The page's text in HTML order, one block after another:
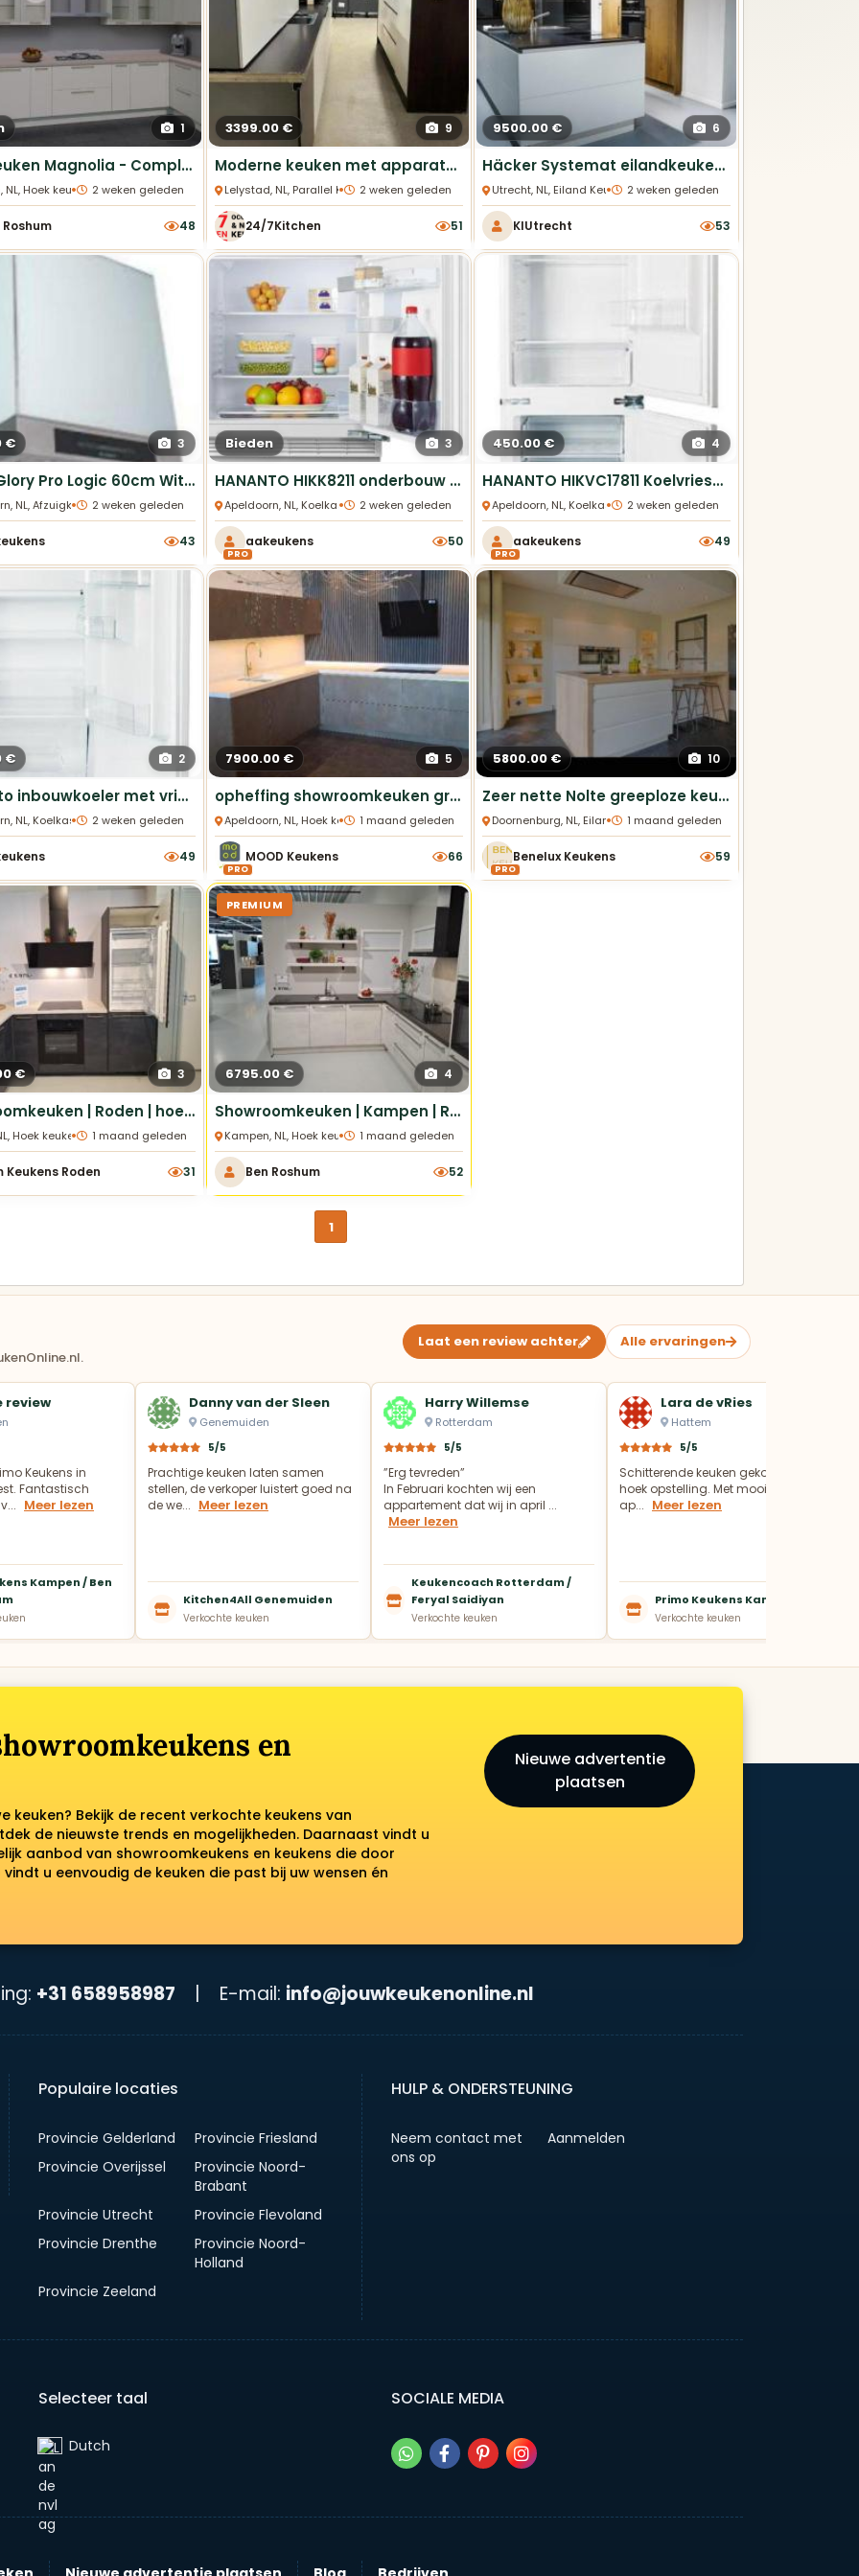
1
Hoekkeuken Magnolia - Compleet & Stijlvol
NL, Hoek keukens
• 2 weken geleden
Roshum 48
3399.00 € 9
Moderne keuken met apparatuur - 377 cm
Lelystad, NL, Parallel Keukens
• 2 weken geleden
24/7Kitchen 51
9500.00 € 6
Häcker Systemat eilandkeuken – gerookt eiken &
Utrecht, NL, Eiland Keukens
• 2 weken geleden
KlUtrecht 53
€ 3
Faber Glory Pro Logic 60cm Witte Wandschouwkap
NL, Afzuigkappen
• 2 weken geleden
43
Bieden 3
HANANTO HIKK8211 onderbouw koelkast witnieuw in doos
Apeldoorn, NL, Koelkasten
• 2 weken geleden
PRO
aakeukens 50
450.00 € 4
HANANTO HIKVC17811 Koelvriescombinatie 178cm Nieuw
Apeldoorn, NL, Koelkasten
• 2 weken geleden
PRO
aakeukens 49
€ 2
Hananto inbouwkoeler met vriesvak 102cm sleepdeur nieuw
NL, Koelkasten
• 2 weken geleden
49
7900.00 € 5
opheffing showroomkeuken greeploos. van €24000 voor €7900,=
Apeldoorn, NL, Hoek keukens
• 1 maand geleden
PRO
MOOD Keukens 66
5800.00 € 10
Zeer nette Nolte greeploze keuken in hoogglans
Doornenburg, NL, Eiland Keukens
• 1 maand geleden
PRO
Benelux Keukens 59
€ 3
Showroomkeuken | Roden | hoekkeuken Speed in de kleur decor zwart beton
Hoek keukens
• 1 maand geleden
Keukens Roden 31
PREMIUM
6795.00 € 4
Showroomkeuken | Kampen | Riva beton
Kampen, NL, Hoek keukens
• 1 maand geleden
Ben Roshum 52
1
Laat een review achter Alle ervaringen
review
Keukens in
Fantastisch
Meer lezen
Kampen / Ben
Danny van der Sleen
Genemuiden
5/5
Prachtige keuken laten samen
stellen, de verkoper luistert goed na
de we... Meer lezen
Kitchen4All Genemuiden
Verkochte keuken
Harry Willemse
Rotterdam
5/5
”Erg tevreden”
In Februari kochten wij een
appartement dat wij in april ...
Meer lezen
Keukencoach Rotterdam /
Feryal Saidiyan
Verkochte keuken
Lara de vRies
Hattem
5/5
Schitterende keuken gekocht in een
hoek opstelling. Met mooie Pelgrim
ap... Meer lezen
Primo Keukens Kampen
Verkochte keuken
en
keuken? Bekijk de recent verkochte keukens van
de nieuwste trends en mogelijkheden. Daarnaast vindt u
aanbod van showroomkeukens en keukens die door
u eenvoudig de keuken die past bij uw wensen én
Nieuwe advertentie
plaatsen
+31 658958987 E-mail: info@jouwkeukenonline.nl
Populaire locaties
Provincie Gelderland
Provincie Friesland
Provincie Overijssel
Provincie Noord-
Brabant
Provincie Utrecht
Provincie Flevoland
Provincie Drenthe
Provincie Noord-
Holland
Provincie Zeeland
HULP & ONDERSTEUNING
Neem contact met
ons op
Aanmelden
Selecteer taal
Dutch‎
SOCIALE MEDIA